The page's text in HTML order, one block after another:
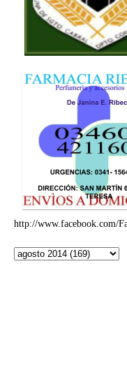
http://www.facebook.com/